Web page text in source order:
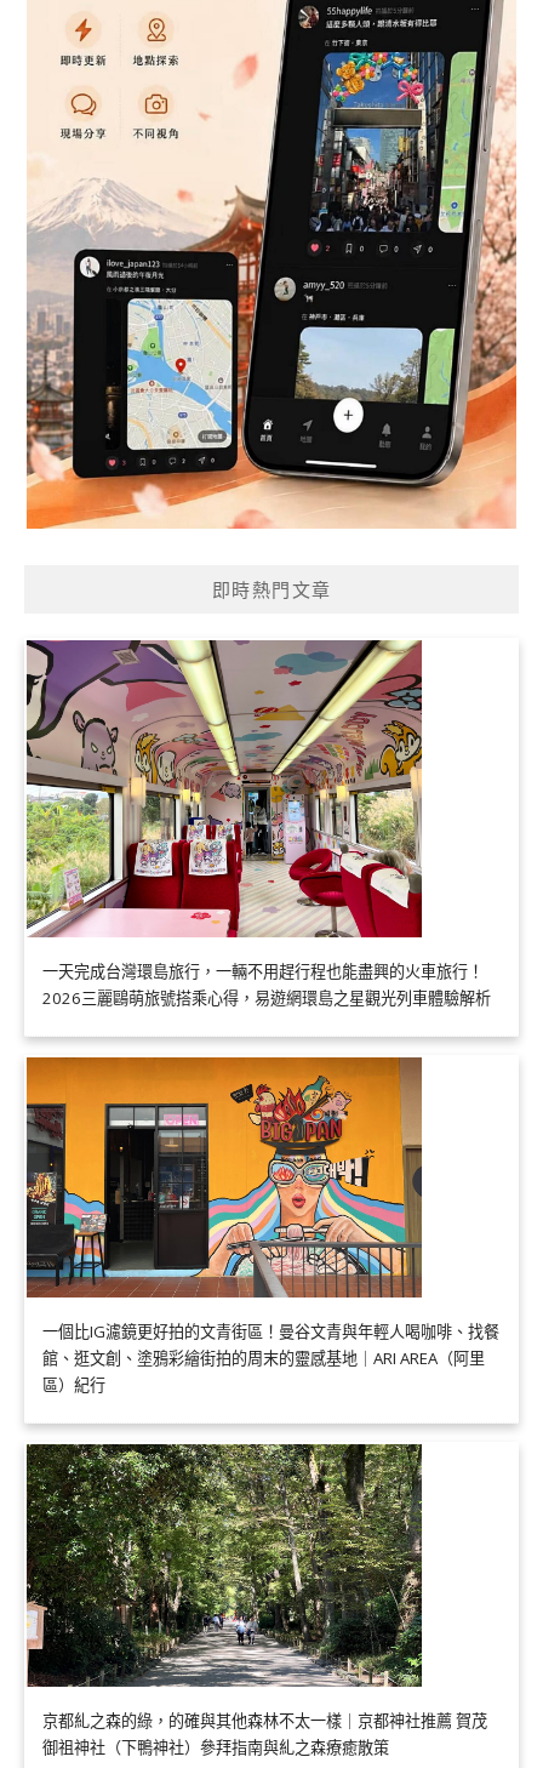
即時熱門文章
一天完成台灣環島旅行，一輛不用趕行程也能盡興的火車旅行！
2026三麗鷗萌旅號搭乘心得，易遊網環島之星觀光列車體驗解析
一個比IG濾鏡更好拍的文青街區！曼谷文青與年輕人喝咖啡、找餐
館、逛文創、塗鴉彩繪街拍的周末的靈感基地｜ARI AREA（阿里
區）紀行
京都糺之森的綠，的確與其他森林不太一樣｜京都神社推薦 賀茂
御祖神社（下鴨神社）參拜指南與糺之森療癒散策